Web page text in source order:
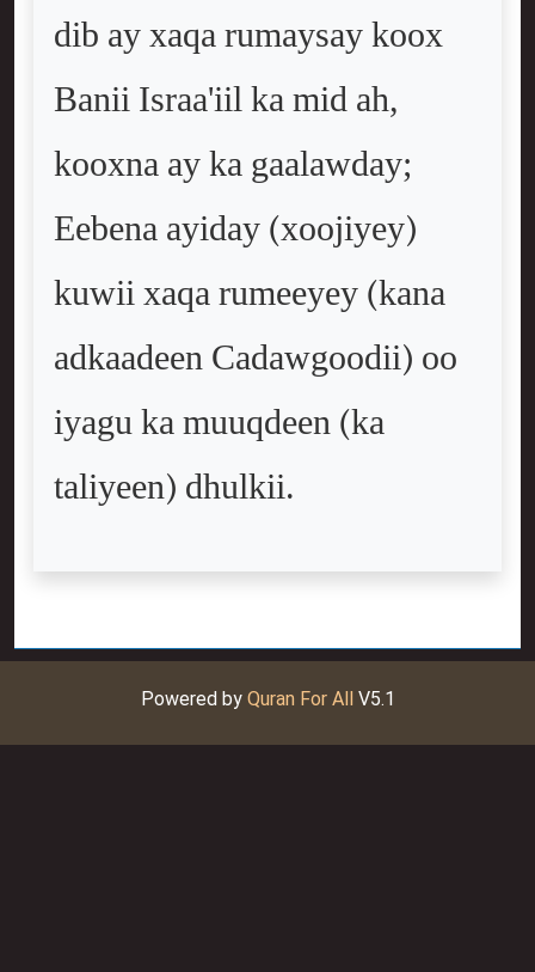
dib ay xaqa rumaysay koox
Banii Israa'iil ka mid ah,
kooxna ay ka gaalawday;
Eebena ayiday (xoojiyey)
kuwii xaqa rumeeyey (kana
adkaadeen Cadawgoodii) oo
iyagu ka muuqdeen (ka
taliyeen) dhulkii.
Powered by Quran For AllV5.1